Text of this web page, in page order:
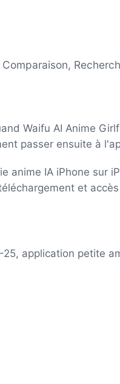
Waifu AI Anime
passer ensuite à
anime IA iPhone sur
et
application petite